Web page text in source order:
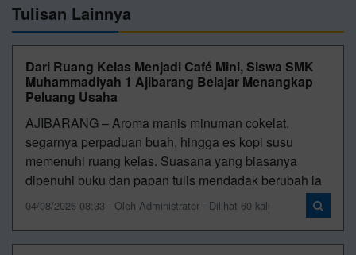
Tulisan Lainnya
Dari Ruang Kelas Menjadi Café Mini, Siswa SMK
Muhammadiyah 1 Ajibarang Belajar Menangkap
Peluang Usaha
AJIBARANG – Aroma manis minuman cokelat,
segarnya perpaduan buah, hingga es kopi susu
memenuhi ruang kelas. Suasana yang biasanya
dipenuhi buku dan papan tulis mendadak berubah la
04/08/2026 08:33 - Oleh Administrator - Dilihat 60 kali